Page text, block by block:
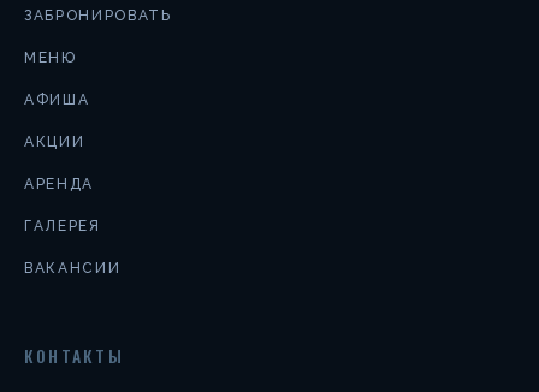
ЗАБРОНИРОВАТЬ
МЕНЮ
АФИША
АКЦИИ
АРЕНДА
ГАЛЕРЕЯ
ВАКАНСИИ
КОНТАКТЫ